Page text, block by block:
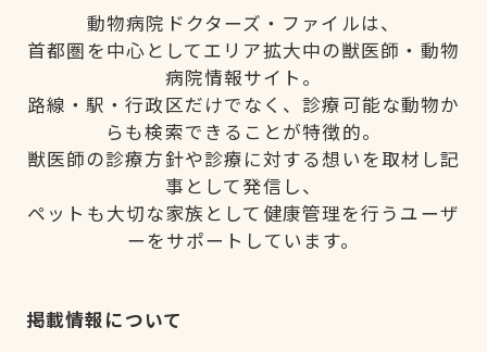
動物病院ドクターズ・ファイルは、
首都圏を中心としてエリア拡大中の獣医師・動物
病院情報サイト。
路線・駅・行政区だけでなく、診療可能な動物か
らも検索できることが特徴的。
獣医師の診療方針や診療に対する想いを取材し記
事として発信し、
ペットも大切な家族として健康管理を行うユーザ
ーをサポートしています。
掲載情報について